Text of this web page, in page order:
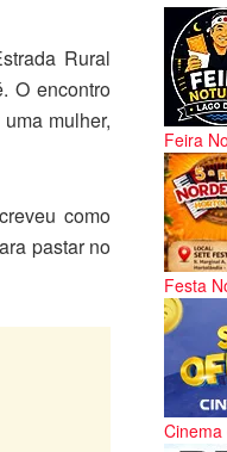
Rural
O encontro
mulher,
como
pastar no
Feira
Festa